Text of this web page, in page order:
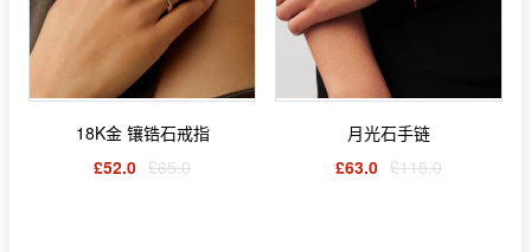
18K金 镶锆石戒指
£52.0 £65.0
月光石手链
£63.0 £115.0